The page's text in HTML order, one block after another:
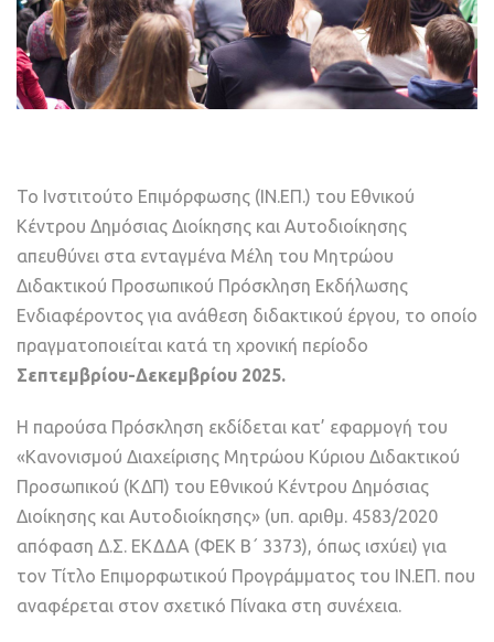
Το Ινστιτούτο Επιμόρφωσης (ΙΝ.ΕΠ.) του Εθνικού
Κέντρου Δημόσιας Διοίκησης και Αυτοδιοίκησης
απευθύνει στα ενταγμένα Μέλη του Μητρώου
Διδακτικού Προσωπικού Πρόσκληση Εκδήλωσης
Ενδιαφέροντος για ανάθεση διδακτικού έργου, το οποίο
πραγματοποιείται κατά τη χρονική περίοδο
Σεπτεμβρίου-Δεκεμβρίου 2025.
Η παρούσα Πρόσκληση εκδίδεται κατ’ εφαρμογή του
«Κανονισμού Διαχείρισης Μητρώου Κύριου Διδακτικού
Προσωπικού (ΚΔΠ) του Εθνικού Κέντρου Δημόσιας
Διοίκησης και Αυτοδιοίκησης» (υπ. αριθμ. 4583/2020
απόφαση Δ.Σ. ΕΚΔΔΑ (ΦΕΚ B΄ 3373), όπως ισχύει) για
τον Τίτλο Επιμορφωτικού Προγράμματος του ΙΝ.ΕΠ. που
αναφέρεται στον σχετικό Πίνακα στη συνέχεια.